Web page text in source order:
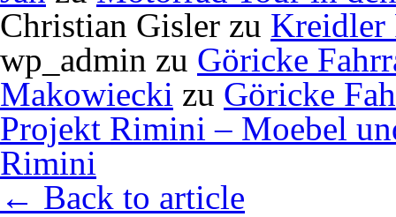
Christian Gisler zu Kreidler
wp_admin zu Göricke
Makowiecki zu Göricke
Projekt Rimini – Moebel
Rimini
← Back to article